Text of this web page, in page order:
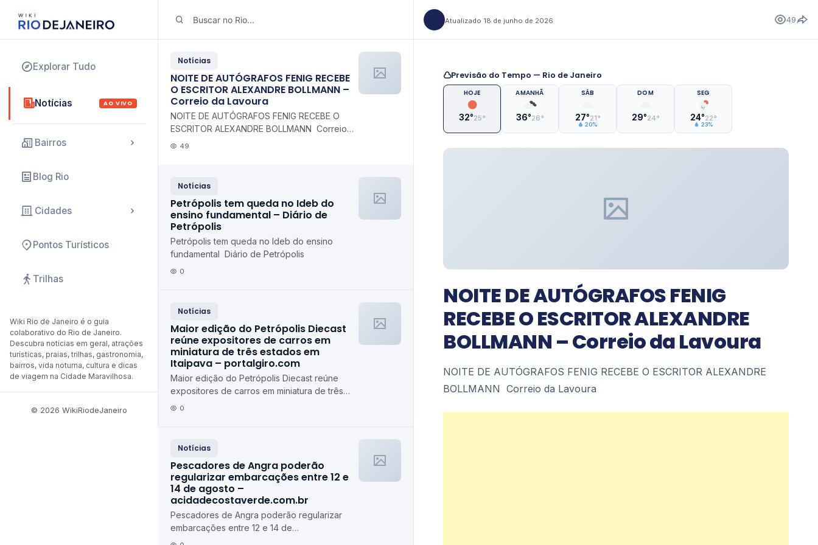
Explorar Tudo
Notícias AO VIVO
Bairros
Blog Rio
Cidades
Pontos Turísticos
Trilhas
Wiki Rio de Janeiro é o guia
colaborativo do Rio de Janeiro.
Descubra notícias em geral, atrações
turísticas, praias, trilhas, gastronomia,
bairros, vida noturna, cultura e dicas
de viagem na Cidade Maravilhosa.
© 2026 WikiRiodeJaneiro
Notícias
NOITE DE AUTÓGRAFOS FENIG RECEBE
O ESCRITOR ALEXANDRE BOLLMANN –
Correio da Lavoura
NOITE DE AUTÓGRAFOS FENIG RECEBE O
ESCRITOR ALEXANDRE BOLLMANN Correio
da Lavoura
49
Notícias
Petrópolis tem queda no Ideb do
ensino fundamental – Diário de
Petrópolis
Petrópolis tem queda no Ideb do ensino
fundamental Diário de Petrópolis
0
Notícias
Maior edição do Petrópolis Diecast
reúne expositores de carros em
miniatura de três estados em
Itaipava – portalgiro.com
Maior edição do Petrópolis Diecast reúne
expositores de carros em miniatura de três
estados em Itaipava portalgiro.com
0
Notícias
Pescadores de Angra poderão
regularizar embarcações entre 12 e
14 de agosto –
acidadecostaverde.com.br
Pescadores de Angra poderão regularizar
embarcações entre 12 e 14 de
agosto acidadecostaverde.com.br
Atualizado 18 de junho de 2026 49
Previsão do Tempo — Rio de Janeiro
HOJE
32°25°
AMANHÃ
36°26°
SÁB
27°21°
20%
DOM
29°24°
SEG
24°22°
23%
NOITE DE AUTÓGRAFOS FENIG
RECEBE O ESCRITOR ALEXANDRE
BOLLMANN – Correio da Lavoura
NOITE DE AUTÓGRAFOS FENIG RECEBE O ESCRITOR ALEXANDRE
BOLLMANN Correio da Lavoura